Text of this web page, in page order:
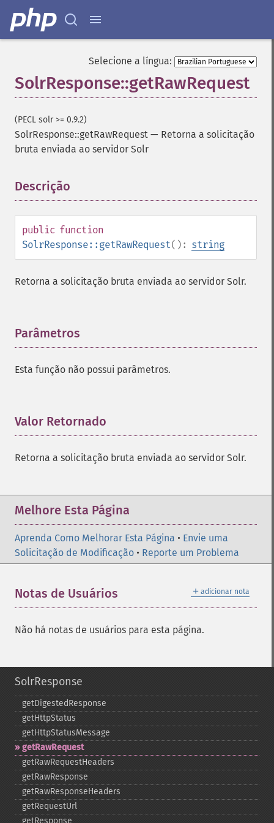
Selecione a língua:
SolrResponse::getRawRequest
(PECL solr >= 0.9.2)
SolrResponse::getRawRequest — Retorna a solicitação
bruta enviada ao servidor Solr
Descrição
public function
SolrResponse::getRawRequest(): string
Retorna a solicitação bruta enviada ao servidor Solr.
Parâmetros
Esta função não possui parâmetros.
Valor Retornado
Retorna a solicitação bruta enviada ao servidor Solr.
Melhore Esta Página
Aprenda Como Melhorar Esta Página • Envie uma
Solicitação de Modificação • Reporte um Problema
＋ adicionar nota
Notas de Usuários
Não há notas de usuários para esta página.
SolrResponse
getDigestedResponse
getHttpStatus
getHttpStatusMessage
getRawRequest
getRawRequestHeaders
getRawResponse
getRawResponseHeaders
getRequestUrl
getResponse